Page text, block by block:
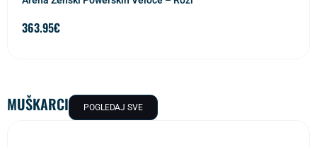
363.95€
MUŠKARCI POGLEDAJ SVE